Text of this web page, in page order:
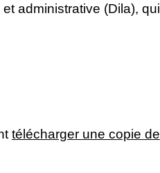
administrative (Dila), qui
télécharger une copie de